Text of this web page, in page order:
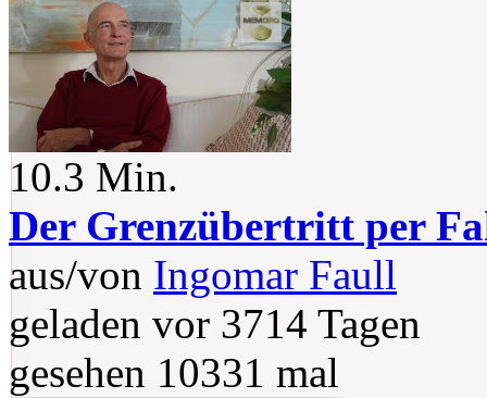
10.3 Min.
Der Grenzübertritt per
aus/von Ingomar Faull
geladen vor 3714 Tagen
gesehen 10331 mal